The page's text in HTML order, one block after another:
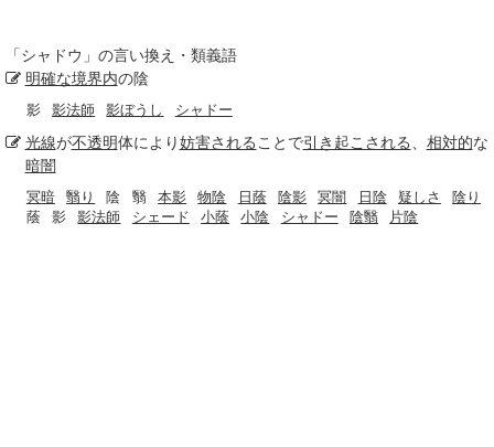
「シャドウ 」の言い換え・類義語
明確な境界内の陰
影 影法師 影ぼうし シャドー
光線が不透明体により妨害される ことで引き起こされる 相対的な
暗闇
冥暗 翳り 陰 翳 本影 物陰 日蔭 陰影 冥闇 日陰 疑しさ
陰り
蔭
影 影法師 シェード 小蔭 小陰 シャドー 陰翳 片陰